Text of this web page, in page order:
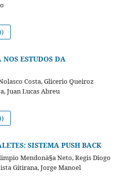
ESTUDOS DA
Costa, Glicerio Queiroz
Juan Lucas Abreu
SISTEMA PUSH BACK
Mendonà§a Neto, Regis Diogo
Gitirana, Jorge Manoel